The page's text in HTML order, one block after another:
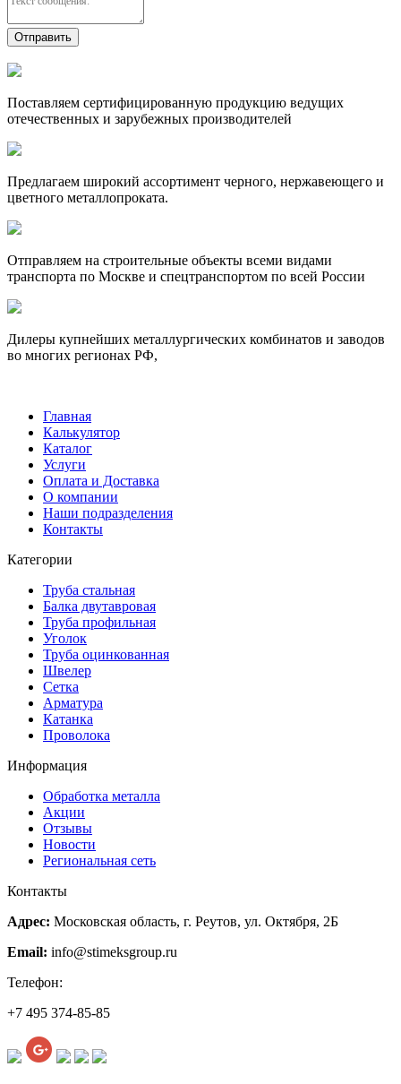
Поставляем сертифицированную продукцию ведущих
отечественных и зарубежных производителей
Предлагаем широкий ассортимент черного, нержавеющего и
цветного металлопроката.
Отправляем на строительные объекты всеми видами
транспорта по Москве и спецтранспортом по всей России
Дилеры купнейших металлургических комбинатов и заводов
во многих регионах РФ,
Главная
Калькулятор
Каталог
Услуги
Оплата и Доставка
О компании
Наши подразделения
Контакты
Категории
Труба стальная
Балка двутавровая
Труба профильная
Уголок
Труба оцинкованная
Швелер
Сетка
Арматура
Катанка
Проволока
Информация
Обработка металла
Акции
Отзывы
Новости
Региональная сеть
Контакты
Адрес: Московская область, г. Реутов, ул. Октября, 2Б
Email: info@stimeksgroup.ru
Телефон:
+7 495 374-85-85